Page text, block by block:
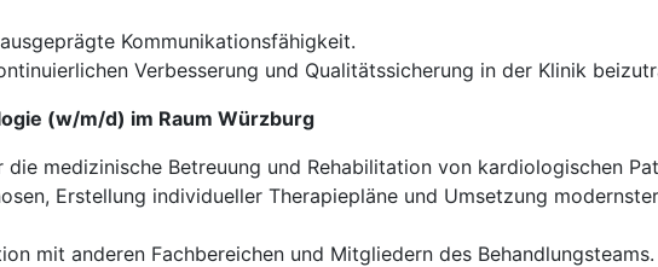
Kommunikationsfähigkeit.
Verbesserung und Qualitätssicherung in der Klinik
(w/m/d) im Raum Würzburg
medizinische Betreuung und Rehabilitation von kardiologischen
Erstellung individueller Therapiepläne und Umsetzung modernster
mit anderen Fachbereichen und Mitgliedern des Behandlungsteams.